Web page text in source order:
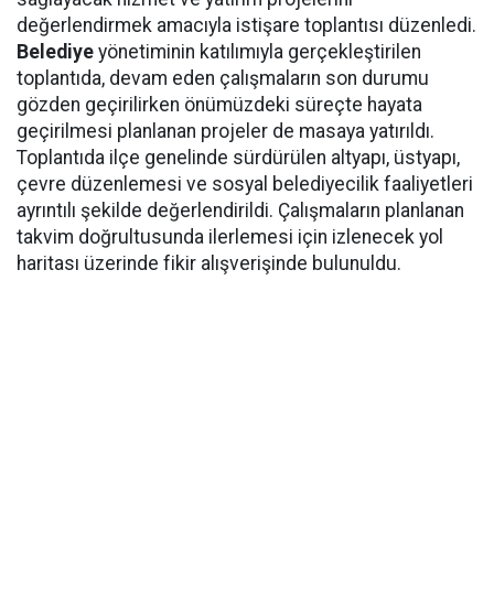
değerlendirmek amacıyla istişare toplantısı düzenledi.
Belediye yönetiminin katılımıyla gerçekleştirilen
toplantıda, devam eden çalışmaların son durumu
gözden geçirilirken önümüzdeki süreçte hayata
geçirilmesi planlanan projeler de masaya yatırıldı.
Toplantıda ilçe genelinde sürdürülen altyapı, üstyapı,
çevre düzenlemesi ve sosyal belediyecilik faaliyetleri
ayrıntılı şekilde değerlendirildi. Çalışmaların planlanan
takvim doğrultusunda ilerlemesi için izlenecek yol
haritası üzerinde fikir alışverişinde bulunuldu.